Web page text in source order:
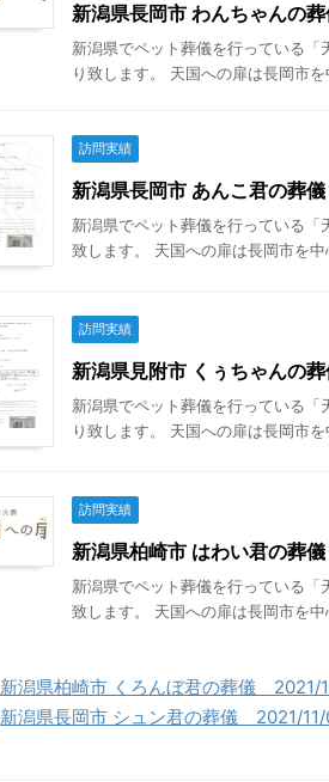
新潟県長岡市 わんちゃん
新潟県でペット葬儀を行っている
り致します。 天国への扉は長岡市
訪問実績
新潟県長岡市 あんこ君の
新潟県でペット葬儀を行っている
致します。 天国への扉は長岡市を
訪問実績
新潟県見附市 くぅちゃん
新潟県でペット葬儀を行っている
り致します。 天国への扉は長岡市
訪問実績
新潟県柏崎市 はわい君の
新潟県でペット葬儀を行っている
致します。 天国への扉は長岡市を
新潟県柏崎市 くろんぼ君の葬儀 2021/
新潟県長岡市 シュン君の葬儀 2021/11/